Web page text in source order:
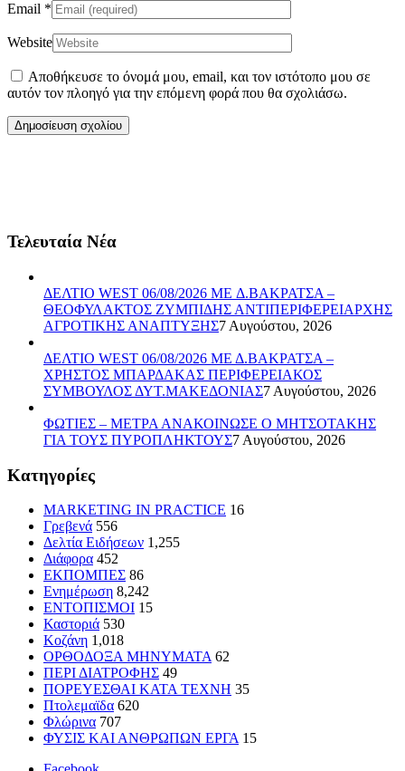
Email *
Website
Αποθήκευσε το όνομά μου, email, και τον ιστότοπο μου σε
αυτόν τον πλοηγό για την επόμενη φορά που θα σχολιάσω.
Τελευταία Νέα
ΔΕΛΤΙΟ WEST 06/08/2026 ME Δ.ΒΑΚΡΑΤΣΑ –
ΘΕΟΦΥΛΑΚΤΟΣ ΖΥΜΠΙΔΗΣ ΑΝΤΙΠΕΡΙΦΕΡΕΙΑΡΧΗΣ
ΑΓΡΟΤΙΚΗΣ ΑΝΑΠΤΥΞΗΣ7 Αυγούστου, 2026
ΔΕΛΤΙΟ WEST 06/08/2026 ΜΕ Δ.ΒΑΚΡΑΤΣΑ –
ΧΡΗΣΤΟΣ ΜΠΑΡΔΑΚΑΣ ΠΕΡΙΦΕΡΕΙΑΚΟΣ
ΣΥΜΒΟΥΛΟΣ ΔΥΤ.ΜΑΚΕΔΟΝΙΑΣ7 Αυγούστου, 2026
ΦΩΤΙΕΣ – ΜΕΤΡΑ ΑΝΑΚΟΙΝΩΣΕ Ο ΜΗΤΣΟΤΑΚΗΣ
ΓΙΑ ΤΟΥΣ ΠΥΡΟΠΛΗΚΤΟΥΣ7 Αυγούστου, 2026
Kατηγορίες
MARKETING IN PRACTICE 16
Γρεβενά 556
Δελτία Ειδήσεων 1,255
Διάφορα 452
ΕΚΠΟΜΠΕΣ 86
Ενημέρωση 8,242
ΕΝΤΟΠΙΣΜΟΙ 15
Καστοριά 530
Κοζάνη 1,018
ΟΡΘΟΔΟΞΑ ΜΗΝΥΜΑΤΑ 62
ΠΕΡΙ ΔΙΑΤΡΟΦΗΣ 49
ΠΟΡΕΥΕΣΘΑΙ ΚΑΤΑ ΤΕΧΝΗ 35
Πτολεμαϊδα 620
Φλώρινα 707
ΦΥΣΙΣ ΚΑΙ ΑΝΘΡΩΠΩΝ ΕΡΓΑ 15